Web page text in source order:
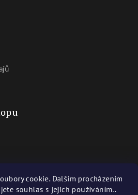
cookie. Dalším procházením
souhlas s jejich používáním..